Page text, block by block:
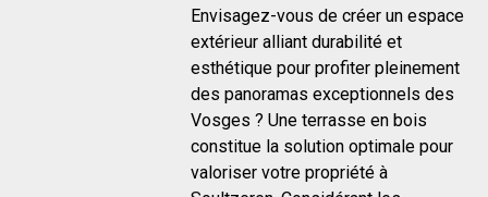
Envisagez-vous de créer un espace
extérieur alliant durabilité et
esthétique pour profiter pleinement
des panoramas exceptionnels des
Vosges ? Une terrasse en bois
constitue la solution optimale pour
valoriser votre propriété à